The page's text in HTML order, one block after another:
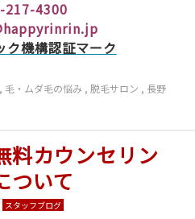
4300
, 毛・ムダ毛の悩み ,脱毛サロン , 長野
カウンセリン
いて
スタッフブログ